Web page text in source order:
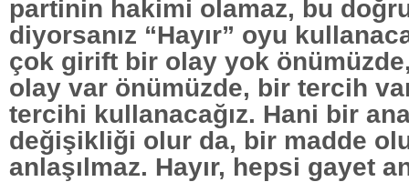
partinin hakimi olamaz, bu
diyorsanız “Hayır” oyu
çok girift bir olay yok
olay var önümüzde, bir tercih
tercihi kullanacağız. Hani bir
değişikliği olur da, bir madde
anlaşılmaz. Hayır, hepsi gayet